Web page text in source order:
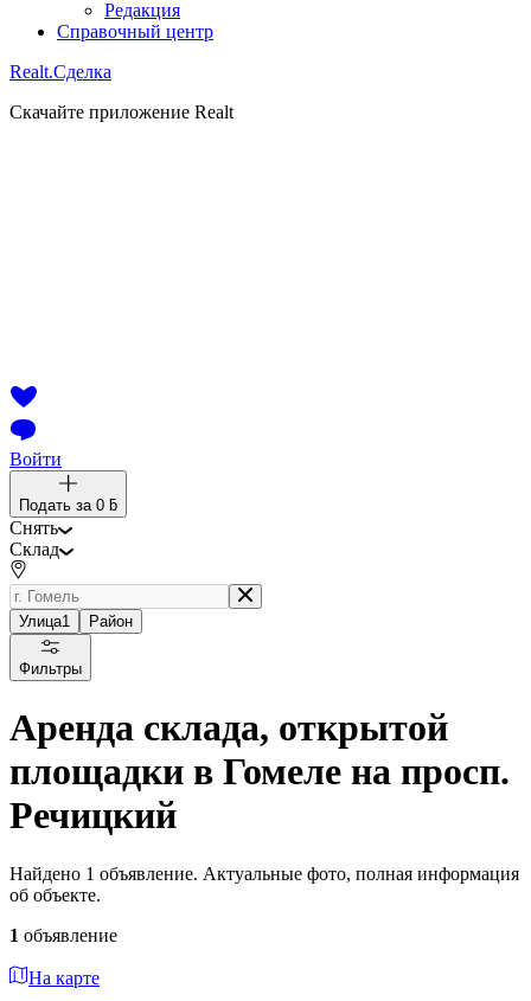
Редакция
Справочный центр
Realt.Сделка
Скачайте приложение Realt
Войти
Подать за 0 ƃ
Снять
Склад
Улица1 Район
Фильтры
Аренда склада, открытой
площадки в Гомеле на просп.
Речицкий
Найдено 1 объявление. Актуальные фото, полная информация
об объекте.
1 объявление
На карте